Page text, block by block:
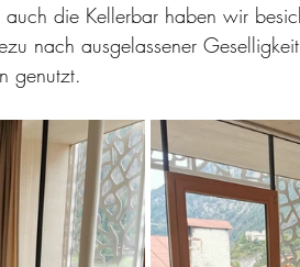
auch die Kellerbar haben wir
nach ausgelassener
genutzt.